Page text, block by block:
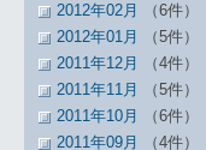
2012年02月
（6件）
2012年01月
（5件）
2011年12月
（4件）
2011年11月
（5件）
2011年10月
（6件）
2011年09月
（4件）